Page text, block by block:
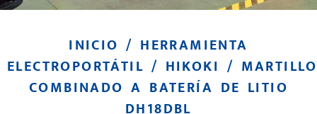
INICIO / HERRAMIENTA
ELECTROPORTÁTIL / HIKOKI / MARTILLO
COMBINADO A BATERÍA DE LITIO
DH18DBL